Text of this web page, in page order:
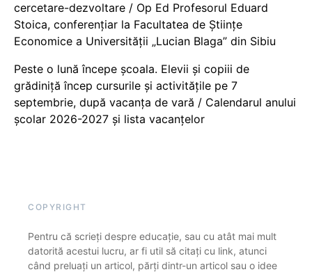
cercetare-dezvoltare / Op Ed Profesorul Eduard
Stoica, conferențiar la Facultatea de Științe
Economice a Universității „Lucian Blaga” din Sibiu
Peste o lună începe școala. Elevii și copiii de
grădiniță încep cursurile și activitățile pe 7
septembrie, după vacanța de vară / Calendarul anului
școlar 2026-2027 și lista vacanțelor
COPYRIGHT
Pentru că scrieți despre educație, sau cu atât mai mult
datorită acestui lucru, ar fi util să citați cu link, atunci
când preluați un articol, părți dintr-un articol sau o idee